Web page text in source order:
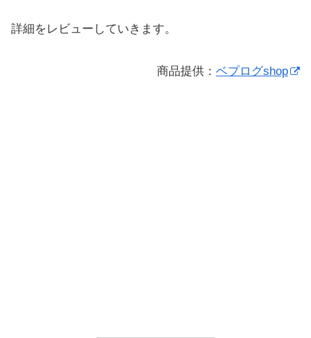
詳細をレビューしていきます。
商品提供： ベプログshop